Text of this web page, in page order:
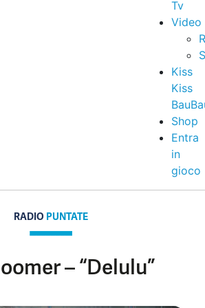
Tv
Video
Kiss
Kiss
Shop
Entra
in
gioco
RADIO PUNTATE
– “Delulu”